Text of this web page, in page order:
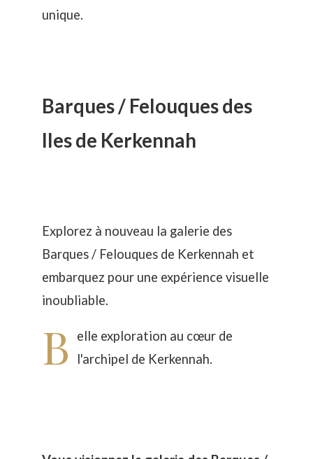
unique.
Barques / Felouques des
Iles de Kerkennah
Explorez à nouveau la galerie des
Barques / Felouques de Kerkennah et
embarquez pour une expérience visuelle
inoubliable.
B
elle exploration au cœur de
l'archipel de Kerkennah.